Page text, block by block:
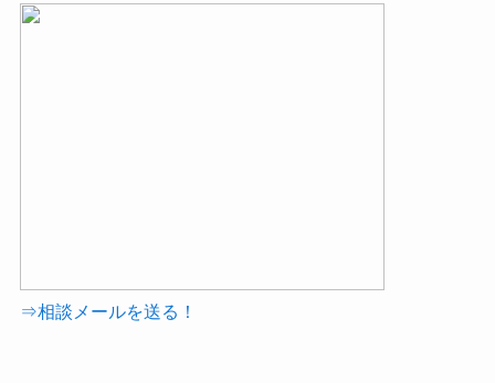
⇒相談メールを送る！